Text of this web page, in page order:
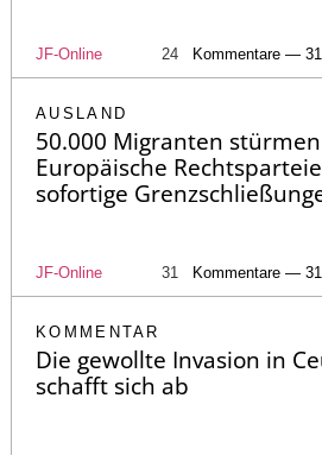
JF-Online 24 Kommentare —
AUSLAND
50.000 Migranten
Europäische
sofortige
JF-Online 31 Kommentare —
KOMMENTAR
Die gewollte Invasion in
schafft sich ab